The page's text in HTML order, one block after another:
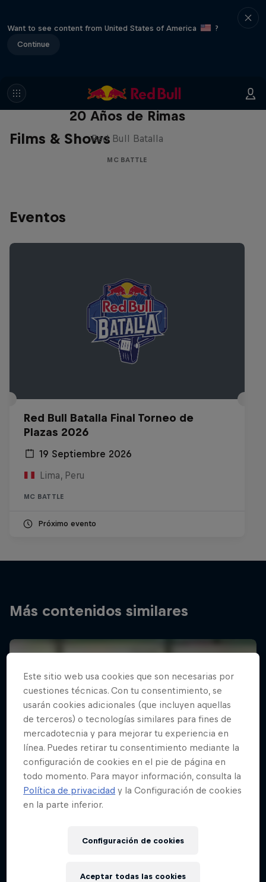
Want to see content from United States of America
?
Continue
Films & Shows
Red Bull Batalla Nueva Historia:
20 Años de Rimas
Red Bull Batalla
MC BATTLE
Eventos
Red Bull Batalla Final Torneo de
Plazas 2026
19 Septiembre 2026
Lima, Peru
MC BATTLE
Próximo evento
Más contenidos similares
Este sitio web usa cookies que son necesarias por
cuestiones técnicas. Con tu consentimiento, se
usarán cookies adicionales (que incluyen aquellas
de terceros) o tecnologías similares para fines de
mercadotecnia y para mejorar tu experiencia en
línea. Puedes retirar tu consentimiento mediante la
configuración de cookies en el pie de página en
todo momento. Para mayor información, consulta la
Política de privacidad y la Configuración de cookies
en la parte inferior.
Configuración de cookies
Aceptar todas las cookies